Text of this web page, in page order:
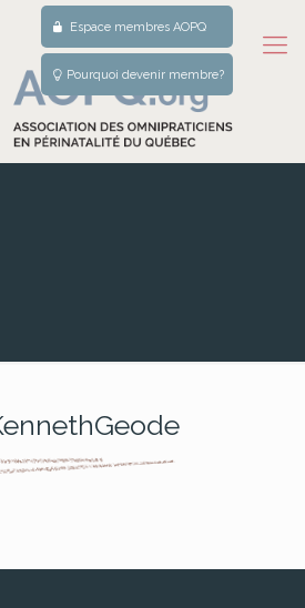
Espace membres AOPQ
Pourquoi devenir membre?